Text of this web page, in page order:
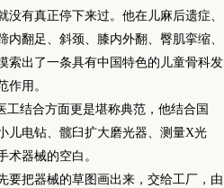
有真正停下来过。他在儿麻后遗症、
翻足、斜颈、膝内外翻、臀肌挛缩、
索出了一条具有中国特色的儿童骨科发
用。
结合方面更是堪称典范，他结合国
儿电钻、髋臼扩大磨光器、测量X光
器械的空白。
把器械的草图画出来，交给工厂，由